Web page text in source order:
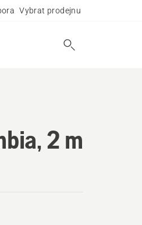
Vybrat prodejnu
2 m